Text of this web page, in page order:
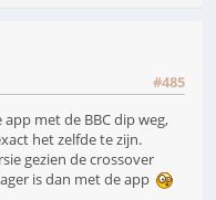
#485
met de BBC dip weg,
het zelfde te zijn.
gezien de crossover
is dan met de app